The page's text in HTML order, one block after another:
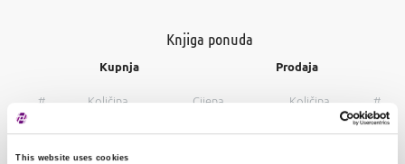
This website uses cookies
Knjiga ponuda
Kupnja Prodaja
# Količina Cijena Količina #